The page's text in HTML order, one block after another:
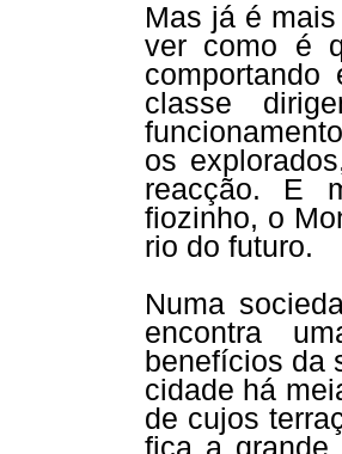
Mas já é
ver como é
classe
os
reacção. E
fiozinho, o
rio do futuro.
Numa
encontra
benefícios da
cidade há
de cujos
fica a grande